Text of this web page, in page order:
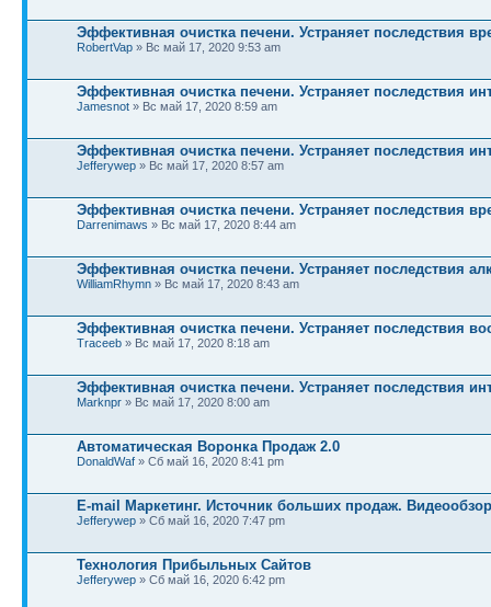
Эффективная очистка печени. Устраняет последствия
RobertVap » Вс май 17, 2020 9:53 am
Эффективная очистка печени. Устраняет последствия
Jamesnot » Вс май 17, 2020 8:59 am
Эффективная очистка печени. Устраняет последствия
Jefferywep » Вс май 17, 2020 8:57 am
Эффективная очистка печени. Устраняет последствия
Darrenimaws » Вс май 17, 2020 8:44 am
Эффективная очистка печени. Устраняет последствия
WilliamRhymn » Вс май 17, 2020 8:43 am
Эффективная очистка печени. Устраняет последствия
Traceeb » Вс май 17, 2020 8:18 am
Эффективная очистка печени. Устраняет последствия
Marknpr » Вс май 17, 2020 8:00 am
Автоматическая Воронка Продаж 2.0
DonaldWaf » Сб май 16, 2020 8:41 pm
E-mail Маркетинг. Источник больших продаж. Видеообзор
Jefferywep » Сб май 16, 2020 7:47 pm
Технология Прибыльных Сайтов
Jefferywep » Сб май 16, 2020 6:42 pm